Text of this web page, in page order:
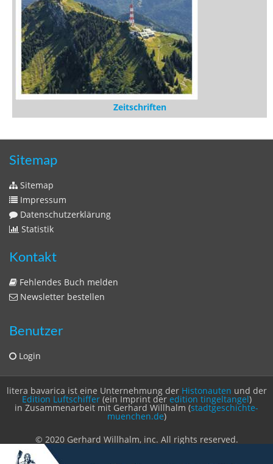
Zeitschriften
Sitemap
Sitemap
Impressum
Datenschutzerklärung
Statistik
Kontakt
Fehlendes Buch melden
Newsletter bestellen
Benutzer
Login
litera bavarica ist eine Unternehmung der Histonauten und der
Edition Luftschiffer(ein Imprint der edition tingeltangel)
in Zusammenarbeit mit Gerhard Willhalm (stadtgeschichte-
muenchen.de)
© 2020 Gerhard Willhalm, inc. All rights reserved.